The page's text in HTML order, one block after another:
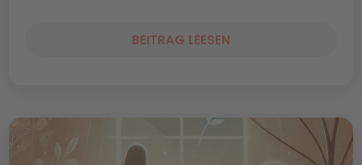
BEITRAG LEESEN